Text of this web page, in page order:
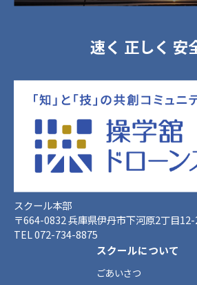
速く 正しく 安
スクール本部
〒664-0832 兵庫県伊丹市下河原2丁目
TEL 072-734-8875
スクールについて
ごあいさつ